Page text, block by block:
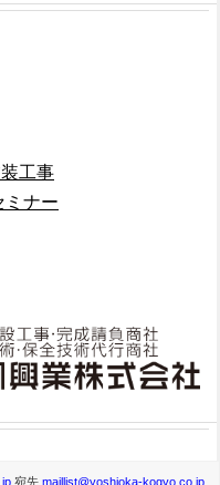
工事
ミナー
宛先 maillist@yoshioka-kogyo.co.jp